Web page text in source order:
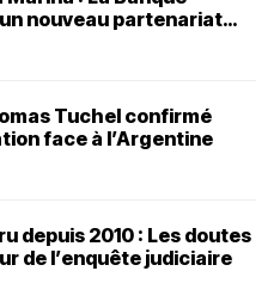
nouveau partenariat
Tuchel confirmé
face à l’Argentine
depuis 2010 : Les doutes
de l’enquête judiciaire